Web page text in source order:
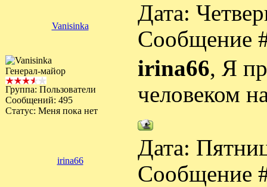
Vanisinka
Дата:
Сообщение
Генерал-майор
Группа: Пользователи
Сообщений: 495
Статус: Меня пока нет
irina66, Я
человеком
irina66
Дата:
Сообщение